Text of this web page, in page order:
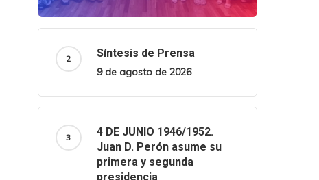
Síntesis de Prensa
9 de agosto de 2026
4 DE JUNIO 1946/1952.
Juan D. Perón asume su
primera y segunda
presidencia